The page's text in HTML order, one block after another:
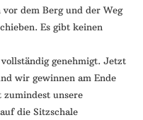
dem Berg und der Weg
Es gibt keinen
genehmigt. Jetzt
wir gewinnen am Ende
zumindest unsere
die Sitzschale